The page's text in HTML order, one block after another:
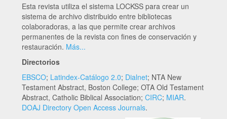
Esta revista utiliza el sistema LOCKSS para crear un
sistema de archivo distribuido entre bibliotecas
colaboradoras, a las que permite crear archivos
permanentes de la revista con fines de conservación y
restauración. Más...
Directorios
EBSCO; Latindex-Catálogo 2.0; Dialnet; NTA New
Testament Abstract, Boston College; OTA Old Testament
Abstract, Catholic Biblical Association; CIRC; MIAR.
DOAJ Directory Open Access Journals.